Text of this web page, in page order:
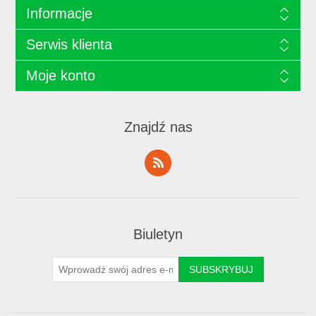
Informacje
Serwis klienta
Moje konto
Znajdź nas
Biuletyn